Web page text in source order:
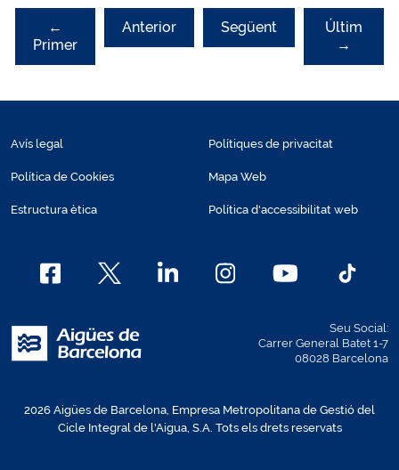
←
Primer
Anterior Següent
Últim
→
Avís legal
Política de Cookies
Estructura ètica
Polítiques de privacitat
Mapa Web
Política d'accessibilitat web
Seu Social:
Carrer General Batet 1-7
08028 Barcelona
2026 Aigües de Barcelona, Empresa Metropolitana de Gestió del
Cicle Integral de l'Aigua, S.A. Tots els drets reservats